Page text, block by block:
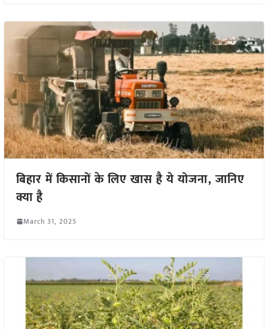
बिहार में किसानों के लिए खास है ये योजना, जानिए
क्या है
March 31, 2025